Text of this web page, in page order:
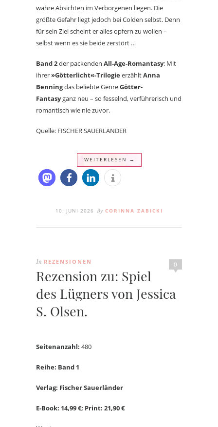
wahre Absichten im Verborgenen liegen. Die
größte Gefahr liegt jedoch bei Colden selbst. Denn
für sein Ziel scheint er alles opfern zu wollen –
selbst wenn es sie beide zerstört …
Band 2der packenden All-Age-Romantasy: Mit
ihrer»Götterlicht«-TrilogieerzähltAnna
Benningdas beliebte GenreGötter-
Fantasyganz neu – so fesselnd, verführerisch und
romantisch wie nie zuvor.
Quelle: FISCHER SAUERLÄNDER
WEITERLESEN →
10. JUNI 2026 By CORINNA ZABICKI
0
In REZENSIONEN
Rezension zu: Spiel
des Lügners von Jessica
S. Olsen.
Seitenanzahl: 480
Reihe: Band 1
Verlag: Fischer Sauerländer
E-Book: 14,99 €; Print: 21,90 €